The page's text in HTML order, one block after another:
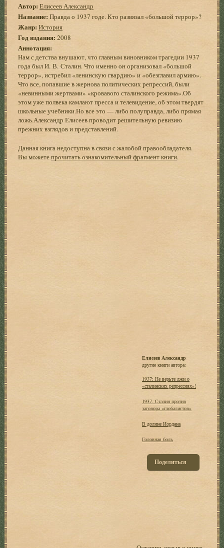
Автор: Елисеев Александр
Название: Правда о 1937 годе. Кто развязал «большой террор»?
Жанр: История
Год издания:2008
Аннотация:
Нам с детства внушают, что главным виновником трагедии 1937
года был И. В. Сталин. Что именно он организовал «большой
террор», истребил «ленинскую гвардию» и «обезглавил армию».
Что все, попавшие в жернова политических репрессий, были
«невинными жертвами» «кровавого сталинского режима».Об
этом уже полвека камлают пресса и телевидение, об этом твердят
школьные учебники.Но все это — либо полуправда, либо прямая
ложь.Александр Елисеев проводит решительную ревизию
прежних взглядов и представлений.
Данная книга недоступна в связи с жалобой правообладателя.
Вы можетепрочитать ознакомительный фрагмент книги.
Елисеев Александр
другие книги автора:
1937: Не верьте лжи о
«сталинских репрессиях»!
1937. Сталин против
заговора «глобалистов»
В долине Иордана
Головная боль
Поделиться